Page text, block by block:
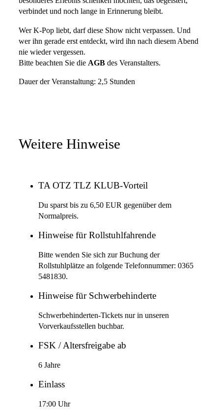
verbindet und noch lange in Erinnerung bleibt.
Wer K-Pop liebt, darf diese Show nicht verpassen. Und
wer ihn gerade erst entdeckt, wird ihn nach diesem Abend
nie wieder vergessen.
Bitte beachten Sie die AGB des Veranstalters.
Dauer der Veranstaltung: 2,5 Stunden
Weitere Hinweise
TA OTZ TLZ KLUB-Vorteil
Du sparst bis zu 6,50 EUR gegenüber dem
Normalpreis.
Hinweise für Rollstuhlfahrende
Bitte wenden Sie sich zur Buchung der
Rollstuhlplätze an folgende Telefonnummer: 0365
5481830.
Hinweise für Schwerbehinderte
Schwerbehinderten-Tickets nur in unseren
Vorverkaufsstellen buchbar.
FSK / Altersfreigabe ab
6 Jahre
Einlass
17:00 Uhr